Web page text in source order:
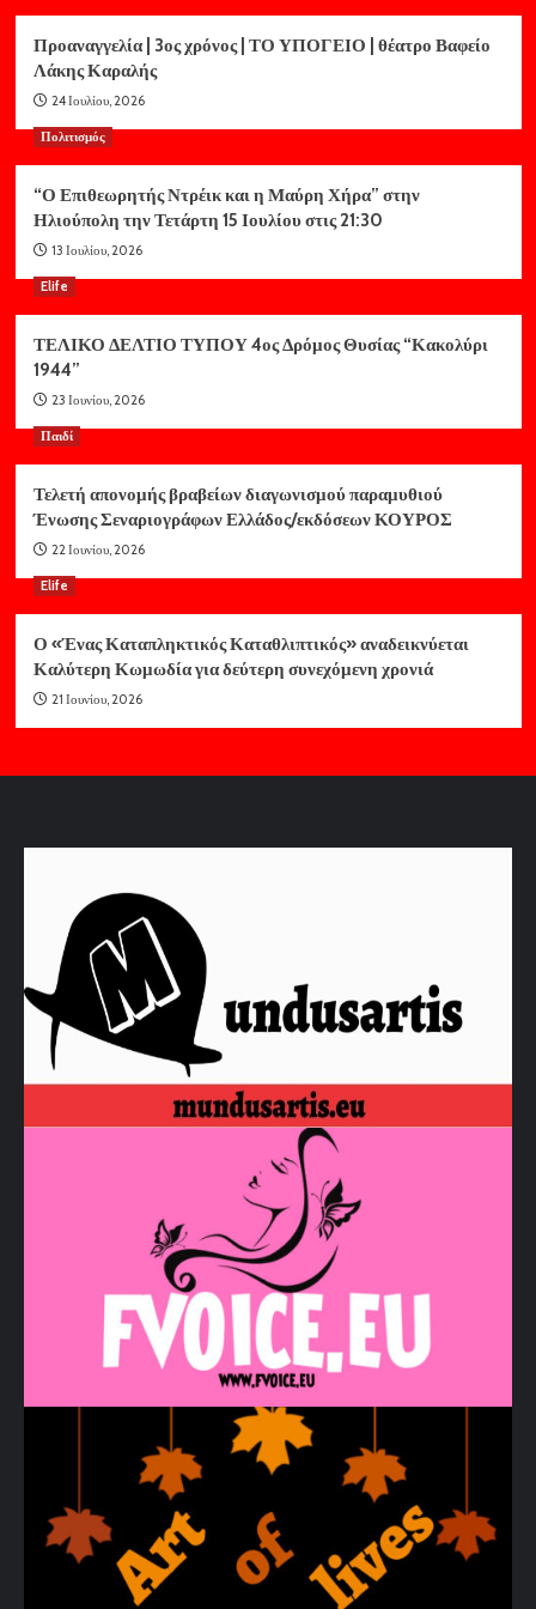
Προαναγγελία | 3ος χρόνος | ΤΟ ΥΠΟΓΕΙΟ | θέατρο Βαφείο
Λάκης Καραλής
24 Ιουλίου, 2026
Πολιτισμός
“Ο Επιθεωρητής Ντρέικ και η Μαύρη Χήρα” στην
Ηλιούπολη την Τετάρτη 15 Ιουλίου στις 21:30
13 Ιουλίου, 2026
Elife
ΤΕΛΙΚΟ ΔΕΛΤΙΟ ΤΥΠΟΥ 4ος Δρόμος Θυσίας “Κακολύρι
1944”
23 Ιουνίου, 2026
Παιδί
Τελετή απονομής βραβείων διαγωνισμού παραμυθιού
Ένωσης Σεναριογράφων Ελλάδος/εκδόσεων ΚΟΥΡΟΣ
22 Ιουνίου, 2026
Elife
Ο «Ένας Καταπληκτικός Καταθλιπτικός» αναδεικνύεται
Καλύτερη Κωμωδία για δεύτερη συνεχόμενη χρονιά
21 Ιουνίου, 2026